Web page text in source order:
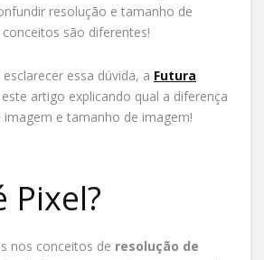
resolução e tamanho de
são diferentes!
essa dúvida, a Futura
artigo explicando qual a diferença
e tamanho de imagem!
Pixel?
nos conceitos de resolução de